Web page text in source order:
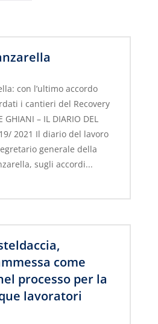
con l’ultimo accordo
i cantieri del Recovery
GHIANI – IL DIARIO DEL
2021 Il diario del lavoro
generale della
sugli accordi...
come
processo per la
lavoratori